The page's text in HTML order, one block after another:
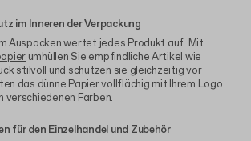
im Inneren der Verpackung
Auspacken wertet jedes Produkt auf. Mit
umhüllen Sie empfindliche Artikel wie
stilvoll und schützen sie gleichzeitig vor
das dünne Papier vollflächig mit Ihrem Logo
verschiedenen Farben.
für den Einzelhandel und Zubehör